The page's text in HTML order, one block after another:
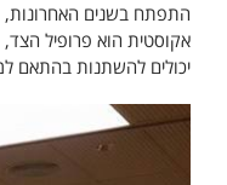
התפתח בשנים האחרונות,
אקוסטית הוא פרופיל
יכולים להשתנות בהתאם